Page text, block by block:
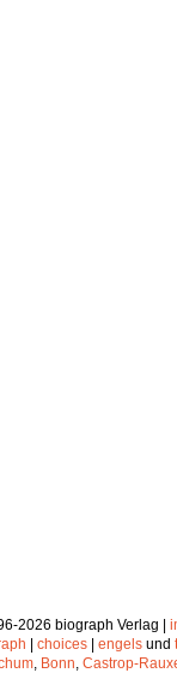
2026 biograph Verlag |
choices engels und
, Bonn, Castrop-